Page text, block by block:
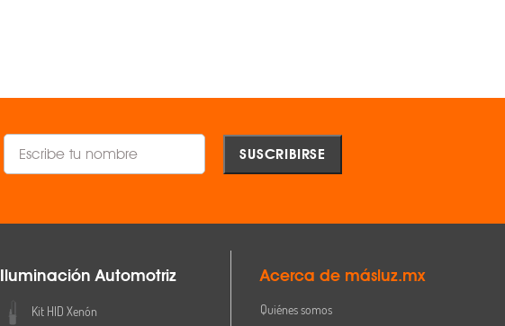
Iluminación Automotriz
Kit HID Xenón
Acerca de másluz.mx
Quiénes somos